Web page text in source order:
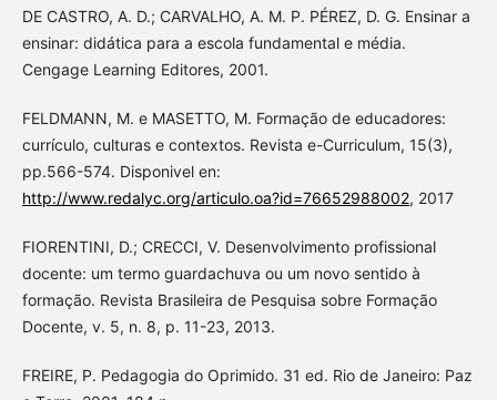
DE CASTRO, A. D.; CARVALHO, A. M. P. PÉREZ, D. G. Ensinar a
ensinar: didática para a escola fundamental e média.
Cengage Learning Editores, 2001.
FELDMANN, M. e MASETTO, M. Formação de educadores:
currículo, culturas e contextos. Revista e-Curriculum, 15(3),
pp.566-574. Disponivel en:
http://www.redalyc.org/articulo.oa?id=76652988002, 2017
FIORENTINI, D.; CRECCI, V. Desenvolvimento profissional
docente: um termo guardachuva ou um novo sentido à
formação. Revista Brasileira de Pesquisa sobre Formação
Docente, v. 5, n. 8, p. 11-23, 2013.
FREIRE, P. Pedagogia do Oprimido. 31 ed. Rio de Janeiro: Paz